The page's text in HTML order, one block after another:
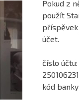
Pokud z
použít
účet.
číslo účtu:
kód